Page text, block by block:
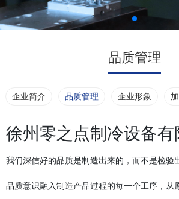
品质管理
企业简介 品质管理 企业形象
徐州零之点制冷设备有
我们深信好的品质是制造出来的，而不是检验
品质意识融入制造产品过程的每一个工序，从